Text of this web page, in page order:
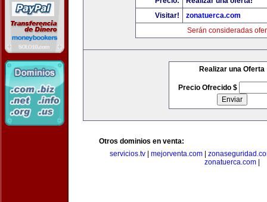
Visitar!
zonatuerca.com
Serán consideradas
Realizar una Oferta
Precio Ofrecido $
Otros dominios en venta:
servicios.tv| mejorventa.com|
zonatuerca.com|